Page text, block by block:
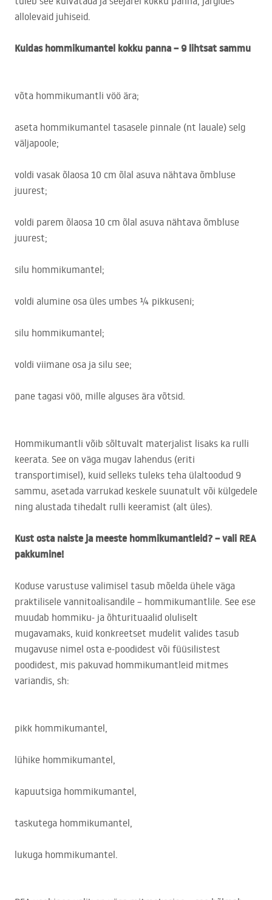
allolevaid juhiseid.
Kuidas hommikumantel kokku panna – 9 lihtsat sammu
võta hommikumantli vöö ära;
aseta hommikumantel tasasele pinnale (nt lauale) selg
väljapoole;
voldi vasak õlaosa 10 cm õlal asuva nähtava õmbluse
juurest;
voldi parem õlaosa 10 cm õlal asuva nähtava õmbluse
juurest;
silu hommikumantel;
voldi alumine osa üles umbes ¼ pikkuseni;
silu hommikumantel;
voldi viimane osa ja silu see;
pane tagasi vöö, mille alguses ära võtsid.
Hommikumantli võib sõltuvalt materjalist lisaks ka rulli
keerata. See on väga mugav lahendus (eriti
transportimisel), kuid selleks tuleks teha ülaltoodud 9
sammu, asetada varrukad keskele suunatult või külgedele
ning alustada tihedalt rulli keeramist (alt üles).
Kust osta naiste ja meeste hommikumantleid? – vali REA
pakkumine!
Koduse varustuse valimisel tasub mõelda ühele väga
praktilisele vannitoalisandile – hommikumantlile. See ese
muudab hommiku- ja õhturituaalid oluliselt
mugavamaks, kuid konkreetset mudelit valides tasub
mugavuse nimel osta e-poodidest või füüsilistest
poodidest, mis pakuvad hommikumantleid mitmes
variandis, sh:
pikk hommikumantel,
lühike hommikumantel,
kapuutsiga hommikumantel,
taskutega hommikumantel,
lukuga hommikumantel.